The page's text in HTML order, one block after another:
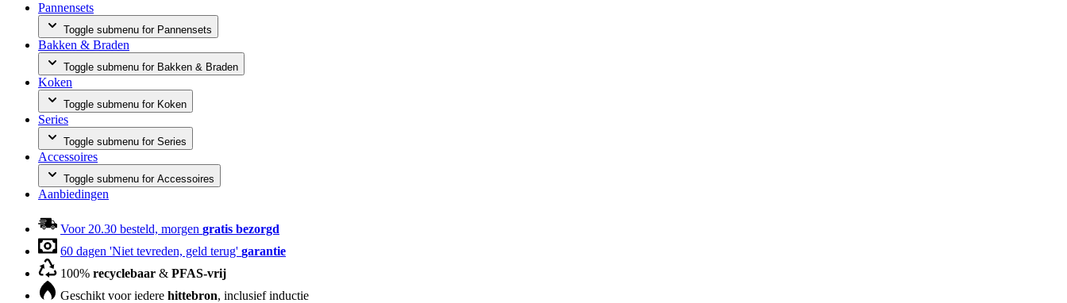
Pannensets
Toggle submenu for Pannensets
Bakken & Braden
Toggle submenu for Bakken & Braden
Koken
Toggle submenu for Koken
Series
Toggle submenu for Series
Accessoires
Toggle submenu for Accessoires
Aanbiedingen
Voor 20.30 besteld, morgen gratis bezorgd
60 dagen 'Niet tevreden, geld terug' garantie
100% recyclebaar & PFAS-vrij
Geschikt voor iedere hittebron, inclusief inductie